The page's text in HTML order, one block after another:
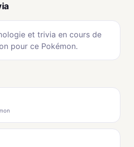
et trivia en cours de
pour ce Pokémon.